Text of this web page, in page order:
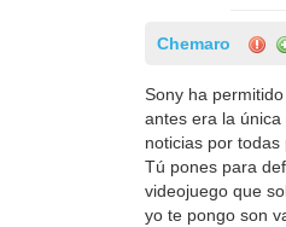
Chemaro
Sony ha
antes era la
noticias por todas
Tú pones para
videojuego que
yo te pongo son